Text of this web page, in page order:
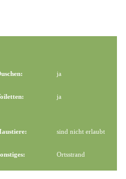
ja
ja
sind nicht erlaubt
Ortsstrand